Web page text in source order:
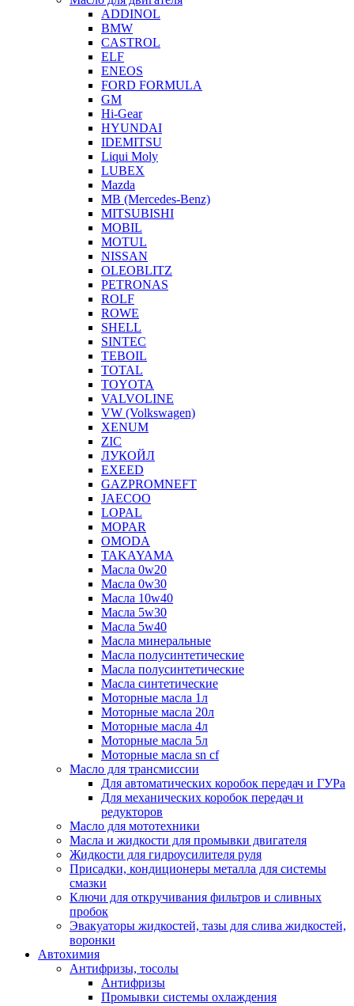
ADDINOL
BMW
CASTROL
ELF
ENEOS
FORD FORMULA
GM
Hi-Gear
HYUNDAI
IDEMITSU
Liqui Moly
LUBEX
Mazda
MB (Mercedes-Вenz)
MITSUBISHI
MOBIL
MOTUL
NISSAN
OLEOBLITZ
PETRONAS
ROLF
ROWE
SHELL
SINTEC
TEBOIL
TOTAL
TOYOTA
VALVOLINE
VW (Volkswagen)
XENUM
ZIC
ЛУКОЙЛ
EXEED
GAZPROMNEFT
JAECOO
LOPAL
MOPAR
OMODA
TAKAYAMA
Масла 0w20
Масла 0w30
Масла 10w40
Масла 5w30
Масла 5w40
Масла минеральные
Масла полусинтетические
Масла полусинтетические
Масла синтетические
Моторные масла 1л
Моторные масла 20л
Моторные масла 4л
Моторные масла 5л
Моторные масла sn cf
Масло для трансмиссии
Для автоматических коробок передач и ГУРа
Для механических коробок передач и
редукторов
Масло для мототехники
Масла и жидкости для промывки двигателя
Жидкости для гидроусилителя руля
Присадки, кондиционеры металла для системы
смазки
Ключи для откручивания фильтров и сливных
пробок
Эвакуаторы жидкостей, тазы для слива жидкостей,
воронки
Автохимия
Антифризы, тосолы
Антифризы
Промывки системы охлаждения